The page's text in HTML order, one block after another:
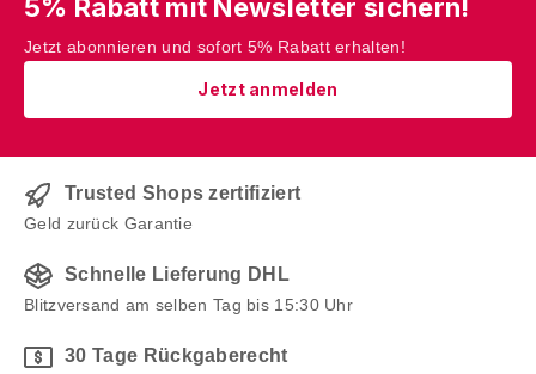
5% Rabatt mit Newsletter sichern!
Jetzt abonnieren und sofort 5% Rabatt erhalten!
Jetzt anmelden
Trusted Shops zertifiziert
Geld zurück Garantie
Schnelle Lieferung DHL
Blitzversand am selben Tag bis 15:30 Uhr
30 Tage Rückgaberecht